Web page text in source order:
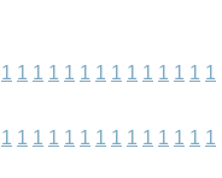
1 1 1 1 1 1 1 1 1 1 1 1 1 1
1 1 1 1 1 1 1 1 1 1 1 1 1 1